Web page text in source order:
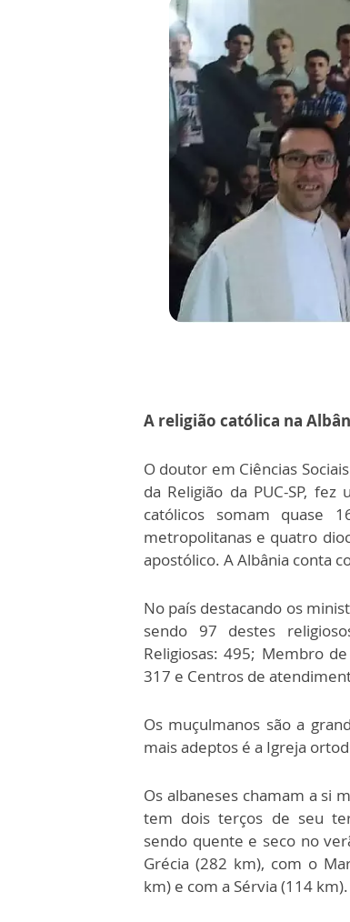
A religião católica na
O doutor em Ciências
da Religião da PUC-SP,
católicos somam quase
metropolitanas e quatro
apostólico. A Albânia conta
No país destacando os
sendo 97 destes
Religiosas: 495; Membro
317 e Centros de
Os muçulmanos são a
mais adeptos é a Igreja
Os albaneses chamam a si
tem dois terços de seu
sendo quente e seco no
Grécia (282 km), com o
km) e com a Sérvia (114 km).